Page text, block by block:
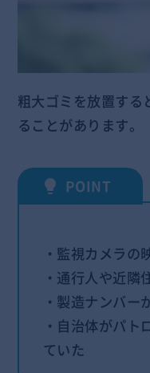
粗大ゴミを放置する
ることがあります。
・監視カメラの
・通行人や近隣
・製造ナンバー
・自治体がパト
ていた